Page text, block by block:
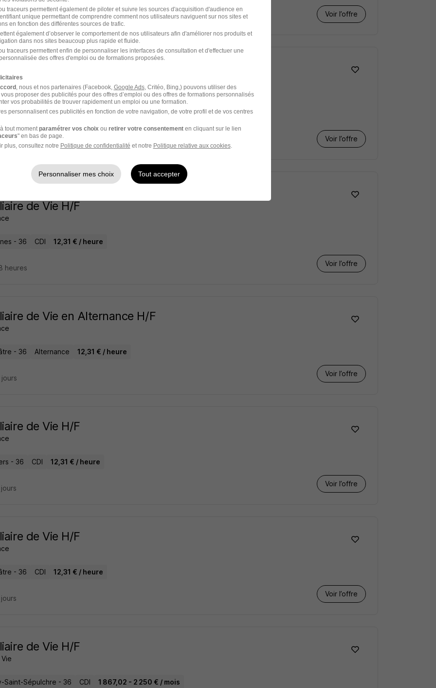
Voir l’offre
heures
de Vie H/F
- 36 CDI
Voir l’offre
heures
de Vie H/F
- 36 CDI 12,31 € / heure
Voir l’offre
heures
de Vie en Alternance H/F
- 36 Alternance 12,31 € / heure
Voir l’offre
de Vie H/F
- 36 CDI 12,31 € / heure
Voir l’offre
de Vie H/F
- 36 CDI 12,31 € / heure
Voir l’offre
de Vie H/F
Saint-Sépulchre - 36 CDI 1 867,02 - 2 250 € / mois
traceurs permettent également de piloter et suivre les sources d'acquisition d'audience en
unique permettant de comprendre comment nos utilisateurs naviguent sur nos sites et
en fonction des différentes sources de trafic.
également d’observer le comportement de nos utilisateurs afin d'améliorer nos produits et
dans nos sites beaucoup plus rapide et fluide.
traceurs permettent enfin de personnaliser les interfaces de consultation et d'effectuer une
des offres d'emploi ou de formations proposées.
, nous et nos partenaires (Facebook, Google Ads, Critéo, Bing,) pouvons utiliser des
proposer des publicités pour des offres d’emploi ou des offres de formations personnalisés
vos probabilités de trouver rapidement un emploi ou une formation.
personnalisent ces publicités en fonction de votre navigation, de votre profil et de vos centres
tout moment paramétrer vos choix ou retirer votre consentementen cliquant sur le lien
" en bas de page.
plus, consultez notre Politique de confidentialité et notre Politique relative aux cookies.
Personnaliser mes choix Tout accepter